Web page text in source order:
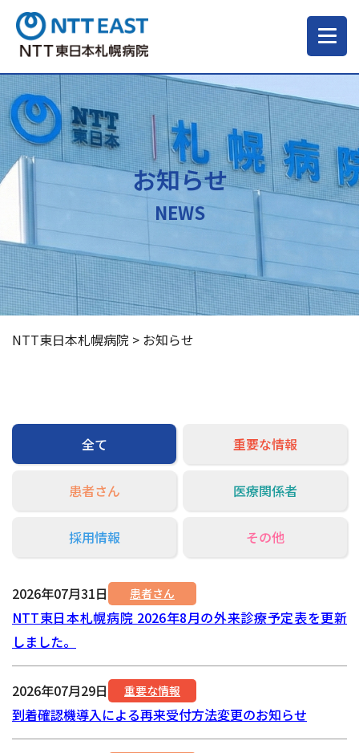
当院について
ご来院される方へ
診療科・部門
医療・介護関係の方
採用情報
お知らせ
NEWS
NTT東日本札幌病院 > お知らせ
全て 重要な情報
患者さん 医療関係者
採用情報 その他
2026年07月31日 患者さん
NTT東日本札幌病院 2026年8月の外来診療予定表を更新
しました。
2026年07月29日 重要な情報
到着確認機導入による再来受付方法変更のお知らせ